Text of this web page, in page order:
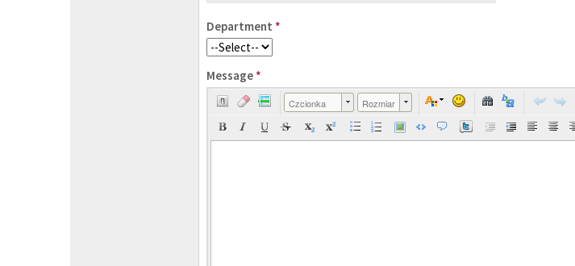
Department *
Message *
Czcionka Rozmiar